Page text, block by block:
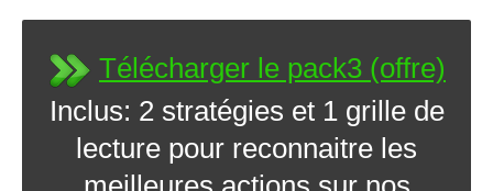
Télécharger le pack3 (offre)
Inclus: 2 stratégies et 1 grille de
lecture pour reconnaitre les